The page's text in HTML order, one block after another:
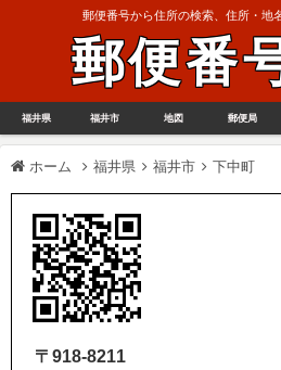
郵便番号から住所の検索、住所・地
郵便番
福井県 福井市 地図 郵便局
ホーム 福井県 福井市 下中町
〒918-8211